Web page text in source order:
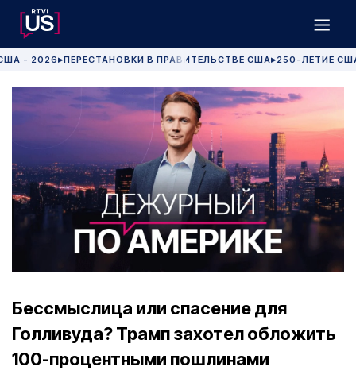
- 2026 ▶ПЕРЕСТАНОВКИ В ПРАВИТЕЛЬСТВЕ США▶250-ЛЕТИЕ
Бессмыслица или спасение для
Голливуда? Трамп захотел обложить
100-процентными пошлинами